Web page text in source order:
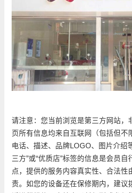
请注意：您当前浏览是第三方网站，
页所有信息均来自互联网（包括但不
电话、描述、品牌LOGO、图片介绍
三方”或“优质店”标签的信息是会员
点，提供的服务内容真实性、合法性
责。如您的设备还在保修期内，建议